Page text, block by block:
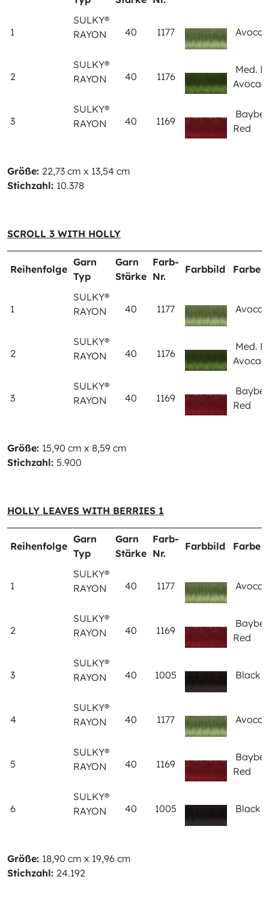
1
SULKY®
RAYON
40 1177
2
SULKY®
RAYON
40 1176
Med.
3
SULKY®
RAYON
40 1169
Red
Größe: 22,73 cm x 13,54 cm
Stichzahl: 10.378
SCROLL 3 WITH HOLLY
Reihenfolge
Garn
Typ
Garn
Stärke
Farb-
Nr.
Farbbild Farbe
1
SULKY®
RAYON
40 1177
2
SULKY®
RAYON
40 1176
Med.
3
SULKY®
RAYON
40 1169
Red
Größe: 15,90 cm x 8,59 cm
Stichzahl: 5.900
HOLLY LEAVES WITH BERRIES 1
Reihenfolge
Garn
Typ
Garn
Stärke
Farb-
Nr.
Farbbild Farbe
1
SULKY®
RAYON
40 1177
2
SULKY®
RAYON
40 1169
Red
3
SULKY®
RAYON
40 1005 Black
4
SULKY®
RAYON
40 1177
5
SULKY®
RAYON
40 1169
Red
6
SULKY®
RAYON
40 1005 Black
Größe: 18,90 cm x 19,96 cm
Stichzahl: 24.192